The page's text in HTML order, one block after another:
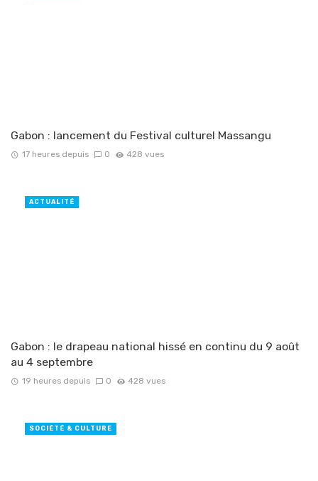
Gabon : lancement du Festival culturel Massangu
17 heures depuis 0 428 vues
Gabon : le drapeau national hissé en continu du 9 août
au 4 septembre
19 heures depuis 0 428 vues
ACTUALITÉ
SOCIÉTÉ & CULTURE